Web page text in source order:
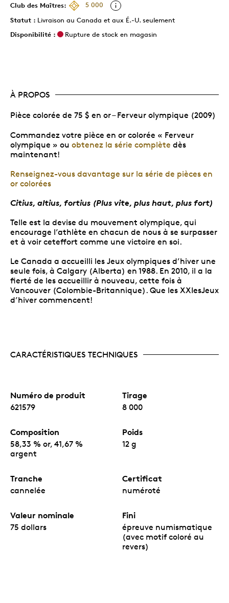
Club des Maîtres:
5 000
Statut : Livraison au Canada et aux É.-U. seulement
Disponibilité :
Rupture de stock en magasin
À PROPOS
Pièce colorée de 75 $ en or – Ferveur olympique (2009)
Commandez votre pièce en or colorée « Ferveur
olympique » ou obtenez la série complète dès
maintenant!
Renseignez-vous davantage sur la série de pièces en
or colorées
Citius, altius, fortius (Plus vite, plus haut, plus fort)
Telle est la devise du mouvement olympique, qui
encourage l’athlète en chacun de nous à se surpasser
et à voir ceteffort comme une victoire en soi.
Le Canada a accueilli les Jeux olympiques d’hiver une
seule fois, à Calgary (Alberta) en 1988. En 2010, il a la
fierté de les accueillir à nouveau, cette fois à
Vancouver (Colombie-Britannique). Que les XXIesJeux
d’hiver commencent!
CARACTÉRISTIQUES TECHNIQUES
Numéro de produit
621579
Tirage
8 000
Composition
58,33 % or, 41,67 %
argent
Poids
12 g
Tranche
cannelée
Certificat
numéroté
Valeur nominale
75 dollars
Fini
épreuve numismatique
(avec motif coloré au
revers)